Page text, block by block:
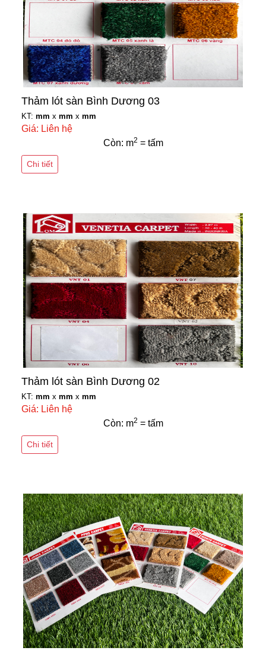
Thảm lót sàn Bình Dương 03
KT: mm x mm x mm
Giá: Liên hệ
Còn: m2 = tấm
Chi tiết
Thảm lót sàn Bình Dương 02
KT: mm x mm x mm
Giá: Liên hệ
Còn: m2 = tấm
Chi tiết